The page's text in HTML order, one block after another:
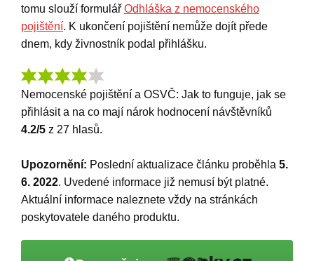
tomu slouží formulář Odhláška z nemocenského
pojištění. K ukončení pojištění nemůže dojít přede
dnem, kdy živnostník podal přihlášku.
Nemocenské pojištění a OSVČ: Jak to funguje, jak se
přihlásit a na co mají nárok hodnocení návštěvníků
4.2/5 z 27 hlasů.
Upozornění: Poslední aktualizace článku proběhla 5.
6. 2022. Uvedené informace již nemusí být platné.
Aktuální informace naleznete vždy na stránkách
poskytovatele daného produktu.